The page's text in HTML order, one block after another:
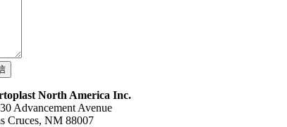
North America Inc.
Advancement Avenue
Cruces, NM 88007